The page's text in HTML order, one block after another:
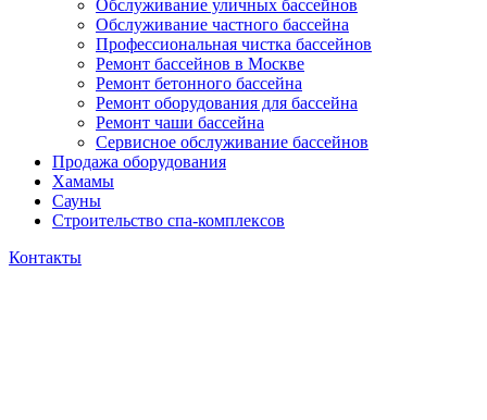
Обслуживание уличных бассейнов
Обслуживание частного бассейна
Профессиональная чистка бассейнов
Ремонт бассейнов в Москве
Ремонт бетонного бассейна
Ремонт оборудования для бассейна
Ремонт чаши бассейна
Сервисное обслуживание бассейнов
Продажа оборудования
Хамамы
Сауны
Строительство спа-комплексов
Контакты